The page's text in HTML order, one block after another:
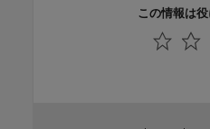
この情報は